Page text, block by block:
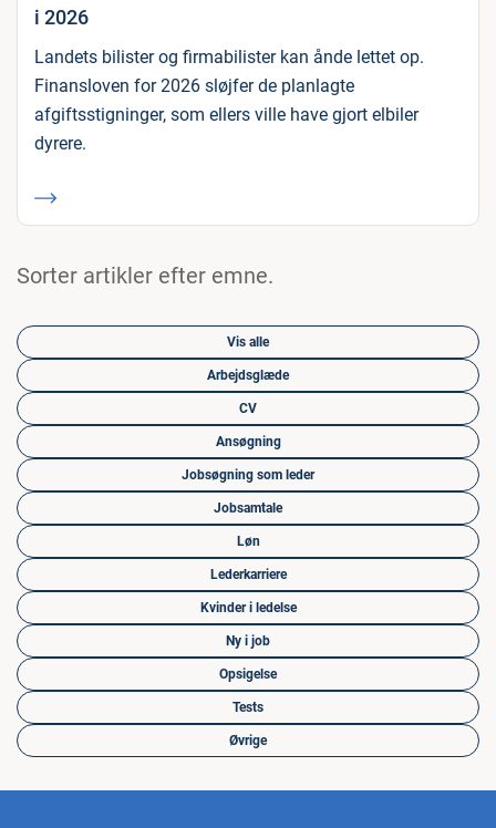
i 2026
Landets bilister og firmabilister kan ånde lettet op.
Finansloven for 2026 sløjfer de planlagte
afgiftsstigninger, som ellers ville have gjort elbiler
dyrere.
Sorter artikler efter emne.
Vis alle
Arbejdsglæde
CV
Ansøgning
Jobsøgning som leder
Jobsamtale
Løn
Lederkarriere
Kvinder i ledelse
Ny i job
Opsigelse
Tests
Øvrige